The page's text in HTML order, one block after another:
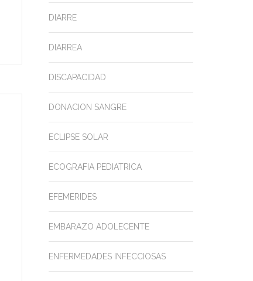
DIARRE
DIARREA
DISCAPACIDAD
DONACION SANGRE
ECLIPSE SOLAR
ECOGRAFIA PEDIATRICA
EFEMERIDES
EMBARAZO ADOLECENTE
ENFERMEDADES INFECCIOSAS